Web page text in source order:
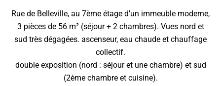
Rue de Belleville, au 7ème étage d'un immeuble moderne,
3 pièces de 56 m² (séjour + 2 chambres). Vues nord et
sud très dégagées. ascenseur, eau chaude et chauffage
collectif.
double exposition (nord : séjour et une chambre) et sud
(2ème chambre et cuisine).